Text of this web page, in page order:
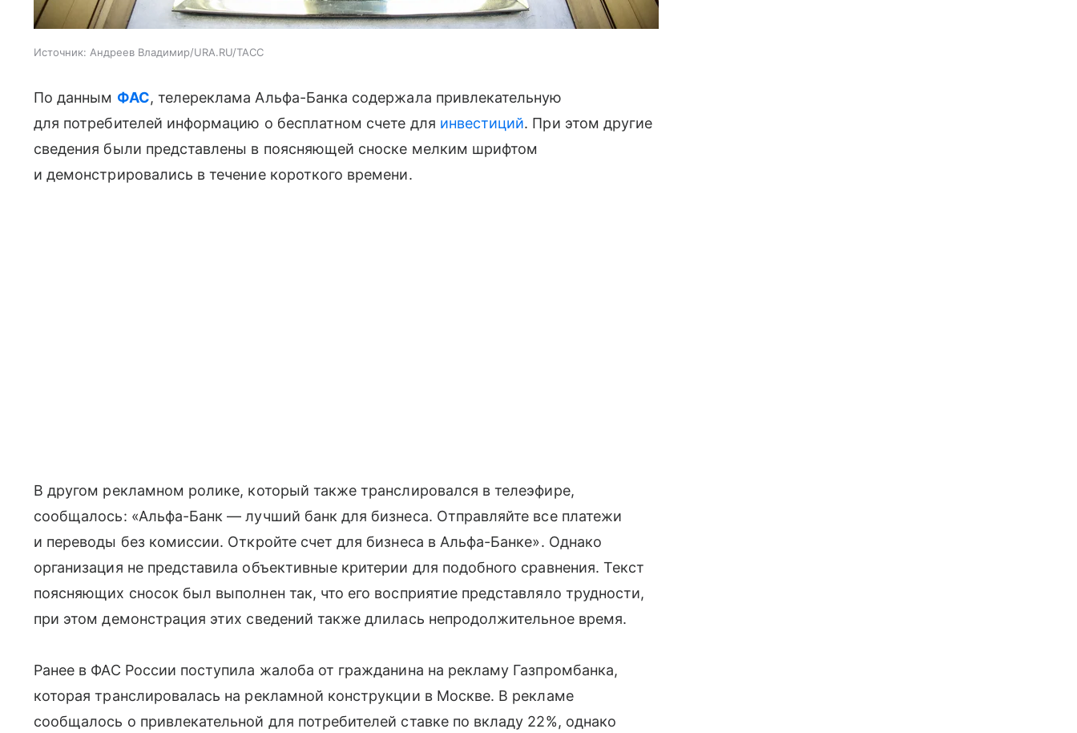
Источник: Андреев Владимир/URA.RU/ТАСС
По данным ФАС, телереклама Альфа-Банка содержала привлекательную
для потребителей информацию о бесплатном счете для инвестиций. При этом другие
сведения были представлены в поясняющей сноске мелким шрифтом
и демонстрировались в течение короткого времени.
В другом рекламном ролике, который также транслировался в телеэфире,
сообщалось: «Альфа-Банк — лучший банк для бизнеса. Отправляйте все платежи
и переводы без комиссии. Откройте счет для бизнеса в Альфа-Банке». Однако
организация не представила объективные критерии для подобного сравнения. Текст
поясняющих сносок был выполнен так, что его восприятие представляло трудности,
при этом демонстрация этих сведений также длилась непродолжительное время.
Ранее в ФАС России поступила жалоба от гражданина на рекламу Газпромбанка,
которая транслировалась на рекламной конструкции в Москве. В рекламе
сообщалось о привлекательной для потребителей ставке по вкладу 22%, однако